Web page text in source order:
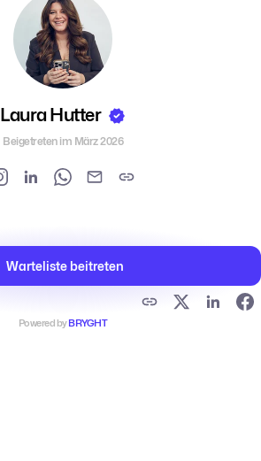
Laura Hutter
Beigetreten im März 2026
Warteliste beitreten
Powered byBRYGHT